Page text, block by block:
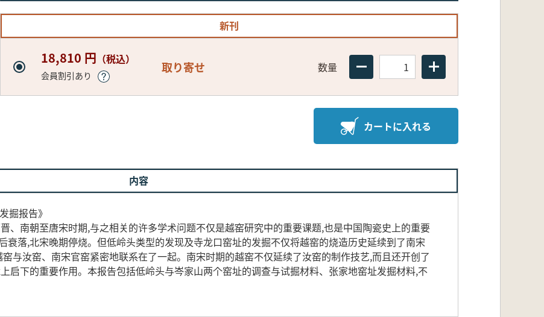
新刊
18,810 円 （税込）
会員割引あり
取り寄せ 数量
カートに入れる
内容
掘报告》
、南朝至唐宋时期,与之相关的许多学术问题不仅是越窑研究中的重要课题,也是中国陶瓷史上的重要
衰落,北宋晚期停烧。但低岭头类型的发现及寺龙口窑址的发掘不仅将越窑的烧造历史延续到了南宋
与汝窑、南宋官窑紧密地联系在了一起。南宋时期的越窑不仅延续了汝窑的制作技艺,而且还开创了
启下的重要作用。本报告包括低岭头与岑家山两个窑址的调查与试掘材料、张家地窑址发掘材料,不